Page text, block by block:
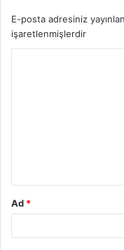
E-posta adresiniz
işaretlenmişlerdir
Ad *